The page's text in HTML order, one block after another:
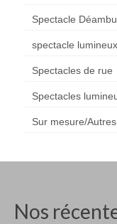
Spectacle
spectacle lumineux
Spectacles de rue
Spectacles
Sur mesure/
Nos